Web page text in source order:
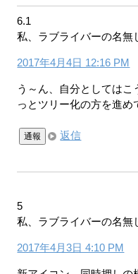
6.1
私、ラブライバーの名無
2017年4月4日 12:16 PM
う～ん、自分としてはこ
っとツリー化の方を進め
通報 返信
5
私、ラブライバーの名無
2017年4月3日 4:10 PM